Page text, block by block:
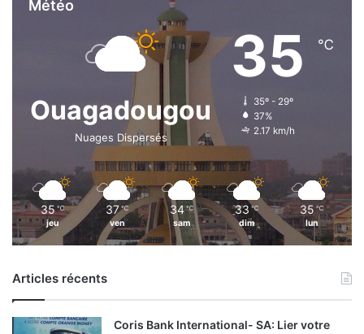
Météo
Ouagadougou
Nuages Dispersés
35 ℃
35º - 29º
37%
2.17 km/h
35 ℃
jeu
37 ℃
ven
34 ℃
sam
33 ℃
dim
35 ℃
lun
Articles récents
Coris Bank International- SA: Lier votre